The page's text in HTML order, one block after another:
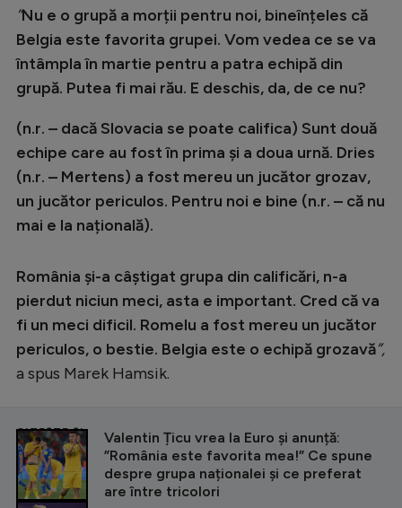
Intră în cont
”Nu e o grupă a morții pentru noi, bineînțeles că
Belgia este favorita grupei. Vom vedea ce se va
întâmpla în martie pentru a patra echipă din
grupă. Putea fi mai rău. E deschis, da, de ce nu?
(n.r. – dacă Slovacia se poate califica) Sunt două
echipe care au fost în prima și a doua urnă. Dries
(n.r. – Mertens) a fost mereu un jucător grozav,
un jucător periculos. Pentru noi e bine (n.r. – că nu
mai e la națională).
România și-a câștigat grupa din calificări, n-a
pierdut niciun meci, asta e important. Cred că va
fi un meci dificil. Romelu a fost mereu un jucător
periculos, o bestie. Belgia este o echipă grozavă”,
a spus Marek Hamsik.
CITEȘTE ȘI
Valentin Țicu vrea la Euro și anunță:
”România este favorita mea!” Ce spune
despre grupa naționalei și ce preferat
are între tricolori